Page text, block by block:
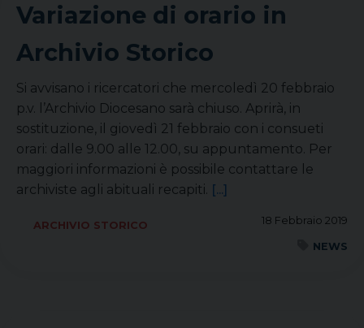
Variazione di orario in
Archivio Storico
Si avvisano i ricercatori che mercoledì 20 febbraio
p.v. l’Archivio Diocesano sarà chiuso. Aprirà, in
sostituzione, il giovedì 21 febbraio con i consueti
orari: dalle 9.00 alle 12.00, su appuntamento. Per
maggiori informazioni è possibile contattare le
archiviste agli abituali recapiti. [...]
18 Febbraio 2019
ARCHIVIO STORICO
NEWS